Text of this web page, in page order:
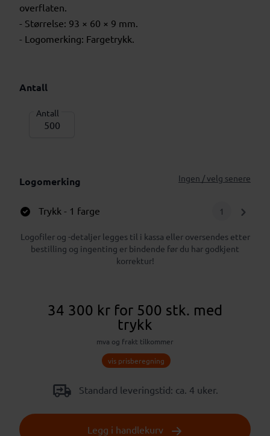
overflaten.
- Størrelse: 93 × 60 × 9 mm.
- Logomerking: Fargetrykk.
Antall
Antall
Logomerking Ingen / velg senere
Trykk - 1 farge 1
Logofiler og -detaljer legges til i kassa eller oversendes etter
bestilling og ingenting er bindende før du har godkjent
korrektur!
34 300 kr for 500 stk. med
trykk
mva og frakt tilkommer
vis prisberegning
Standard leveringstid: ca. 4 uker.
Legg i handlekurv